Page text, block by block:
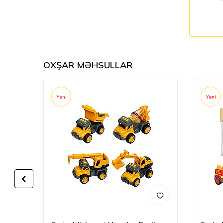
OXŞAR MƏHSULLAR
Yeni Yeni